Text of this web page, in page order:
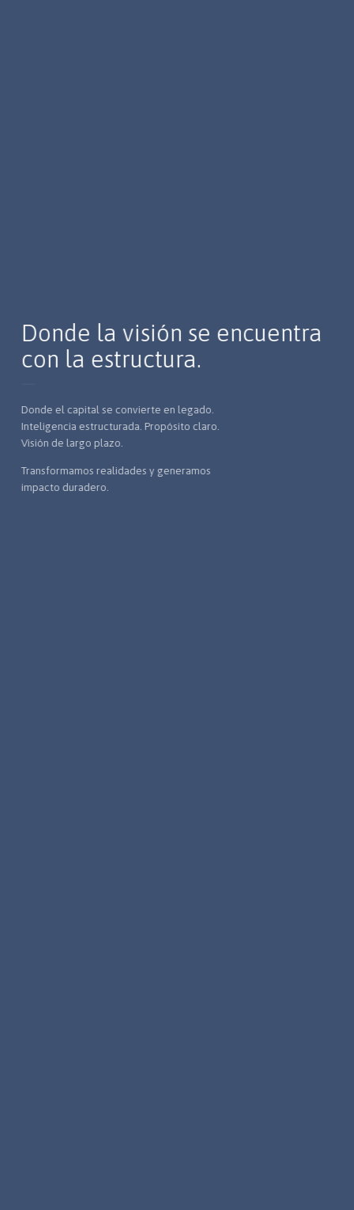
Donde la visión se encuentra
con la estructura.
Donde el capital se convierte en legado.
Inteligencia estructurada. Propósito claro.
Visión de largo plazo.
Transformamos realidades y generamos
impacto duradero.